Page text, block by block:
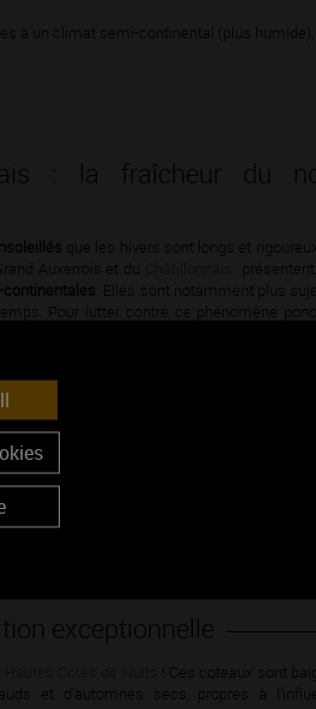
à un climat semi-continental (plus humide),
: la fraîcheur du
que les hivers sont longs et
Auxerrois et du
Châtillonnais
. Elles sont notamment plus
Pour lutter contre ce phénomène
exceptionnelle
Hautes Côtes de Nuits
! Ces coteaux sont
et d’automnes secs, propres à